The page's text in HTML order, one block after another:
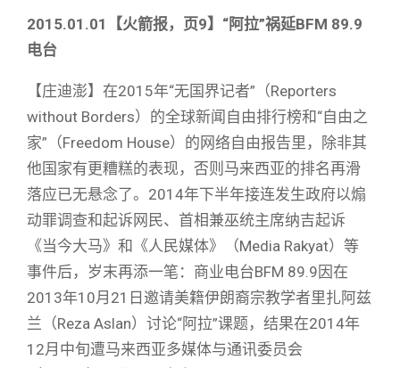
2015.01.01 【火箭报，页9】 “阿拉”祸延BFM 89.9
电台
【庄迪澎】在2015年“无国界记者”（Reporters
without Borders）的全球新闻自由排行榜和“自由之
家”（Freedom House）的网络自由报告里，除非其
他国家有更糟糕的表现，否则马来西亚的排名再滑
落应已无悬念了。2014年下半年接连发生政府以煽
动罪调查和起诉网民、首相兼巫统主席纳吉起诉
《当今大马》和《人民媒体》（Media Rakyat）等
事件后，岁末再添一笔：商业电台BFM 89.9因在
2013年10月21日邀请美籍伊朗裔宗教学者里扎阿兹
兰（Reza Aslan）讨论“阿拉”课题，结果在2014年
12月中旬遭马来西亚多媒体与通讯委员会